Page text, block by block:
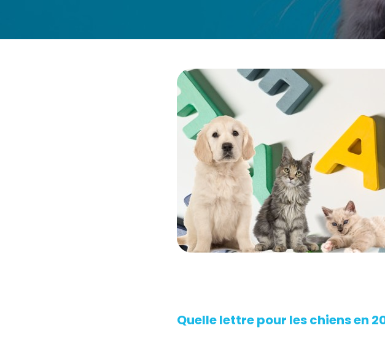
Quelle lettre pour les chiens en